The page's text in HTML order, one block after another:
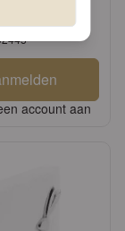
account aan